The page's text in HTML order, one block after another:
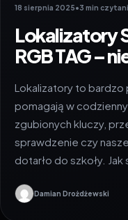
18 sierpnia 2025•3 min
Lokalizatory
RGB TAG –
Lokalizatory to bardzo
pomagają w
zgubionych kluczy,
sprawdzenie czy
dotarło do szkoły. Jak
Damian Drożdżewski